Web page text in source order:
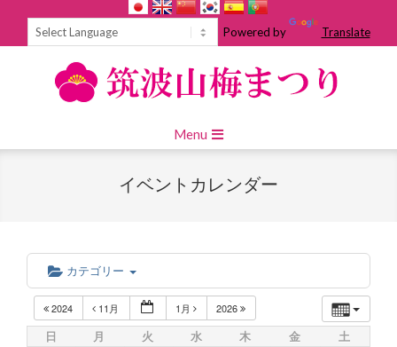
Powered by Translate
Navigation
Menu
イベントカレンダー
カテゴリー
2024 11月 1月 2026
日 月 火 水 木 金 土